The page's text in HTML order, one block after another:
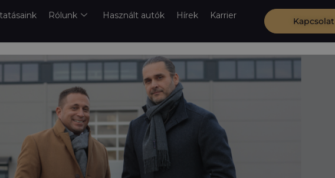
Rólunk Használt autók Hírek
Karrier
Kapcsolat